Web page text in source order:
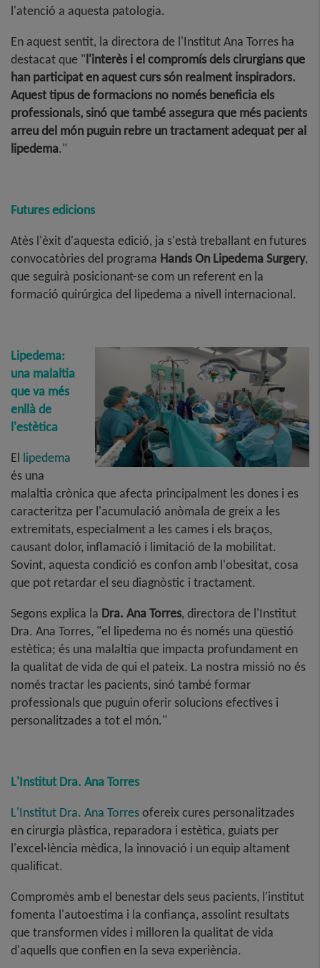
l'atenció a aquesta patologia.
En aquest sentit, la directora de l'Institut Ana Torres ha
destacat que "l'interès i el compromís dels cirurgians que
han participat en aquest curs són realment inspiradors.
Aquest tipus de formacions no només beneficia els
professionals, sinó que també assegura que més pacients
arreu del món puguin rebre un tractament adequat per al
lipedema."
Futures edicions
Atès l'èxit d'aquesta edició, ja s'està treballant en futures
convocatòries del programa Hands On Lipedema Surgery,
que seguirà posicionant-se com un referent en la
formació quirúrgica del lipedema a nivell internacional.
Lipedema:
una malaltia
que va més
enllà de
l'estètica
El lipedema
és una
malaltia crònica que afecta principalment les dones i es
caracteritza per l'acumulació anòmala de greix a les
extremitats, especialment a les cames i els braços,
causant dolor, inflamació i limitació de la mobilitat.
Sovint, aquesta condició es confon amb l'obesitat, cosa
que pot retardar el seu diagnòstic i tractament.
Segons explica la Dra. Ana Torres, directora de l'Institut
Dra. Ana Torres, "el lipedema no és només una qüestió
estètica; és una malaltia que impacta profundament en
la qualitat de vida de qui el pateix. La nostra missió no és
només tractar les pacients, sinó també formar
professionals que puguin oferir solucions efectives i
personalitzades a tot el món."
L'Institut Dra. Ana Torres
L'Institut Dra. Ana Torresofereix cures personalitzades
en cirurgia plàstica, reparadora i estètica, guiats per
l'excel·lència mèdica, la innovació i un equip altament
qualificat.
Compromès amb el benestar dels seus pacients, l'institut
fomenta l'autoestima i la confiança, assolint resultats
que transformen vides i milloren la qualitat de vida
d'aquells que confien en la seva experiència.